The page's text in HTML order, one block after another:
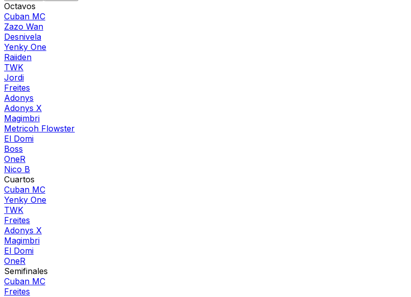
Octavos
Cuban MC
Zazo Wan
Desnivela
Yenky One
Raiiden
TWK
Jordi
Freites
Adonys
Adonys X
Magimbri
Metricoh Flowster
El Domi
Boss
OneR
Nico B
Cuartos
Cuban MC
Yenky One
TWK
Freites
Adonys X
Magimbri
El Domi
OneR
Semifinales
Cuban MC
Freites